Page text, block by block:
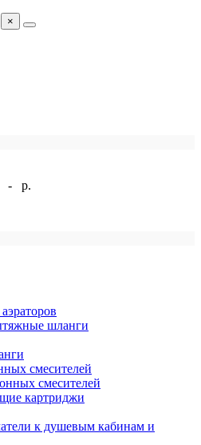
×
- р.
шланги
смесителей
смесителей
картриджи
к душевым кабинам и